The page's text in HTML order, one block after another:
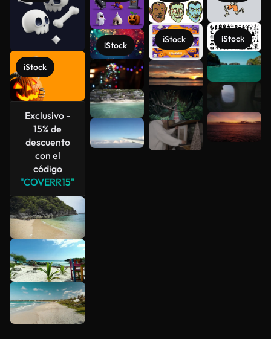
iStock
Exclusivo -
15% de
descuento
con el
código
"COVERR15"
iStock
iStock iStock
Ver más